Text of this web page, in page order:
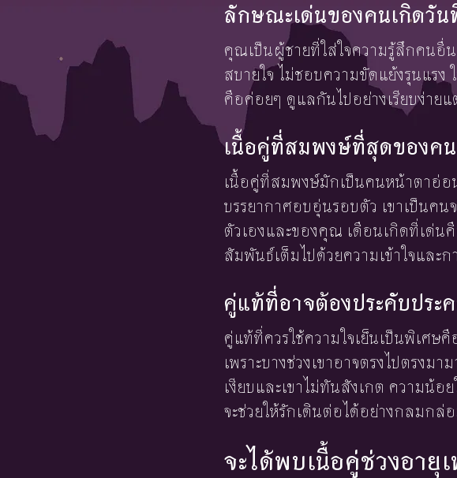
ลักษณะเด่นของคนเกิดวั
คุณเป็นผู้ชายที่ใส่ใจความรู้สึกคนอื่
สบายใจ ไม่ชอบความขัดแย้งรุนแร
คือค่อยๆ ดูแลกันไปอย่างเรียบง่าย
เนื้อคู่ที่สมพงษ์ที่สุดของค
เนื้อคู่ที่สมพงษ์มักเป็นคนหน้าตาอ่อ
บรรยากาศอบอุ่นรอบตัว เขาเป็นค
ตัวเองและของคุณ เดือนเกิดที่เด่น
สัมพันธ์เต็มไปด้วยความเข้าใจและ
คู่แท้ที่อาจต้องประคับประ
คู่แท้ที่ควรใช้ความใจเย็นเป็นพิเศษ
เพราะบางช่วงเขาอาจตรงไปตรง
เงียบและเขาไม่ทันสังเกต ความน้อ
จะช่วยให้รักเดินต่อได้อย่างกลมกล่
จะได้พบเนื้อคู่ช่วงอายุ